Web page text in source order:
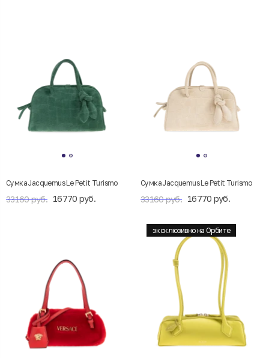
Cумка Jacquemus Le Petit Turismo
33160 руб. 16770 руб.
Cумка Jacquemus Le Petit Turismo
33160 руб. 16770 руб.
эксклюзивно на Орбите